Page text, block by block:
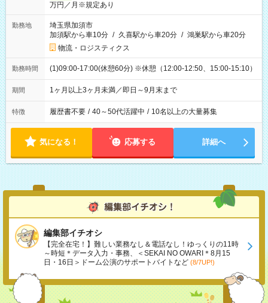
万円／月※規定あり
勤務地
埼玉県加須市
加須駅から車10分 / 久喜駅から車20分 / 鴻巣駅から車20分
物流・ロジスティクス
勤務時間 (1)09:00-17:00(休憩60分) ※休憩（12:00-12:50、15:00-15:10）
期間 1ヶ月以上3ヶ月未満／即日～9月末まで
特徴 履歴書不要 / 40～50代活躍中 / 10名以上の大量募集
気になる！ 応募する 詳細へ
編集部イチオシ
【完全在宅！】難しい業務なし＆電話なし！ゆっくりの11時
～時短＊データ入力・事務、＜SEKAI NO OWARI＊8月15
日・16日＞ドーム公演のサポートバイトなど (8/7UP!)